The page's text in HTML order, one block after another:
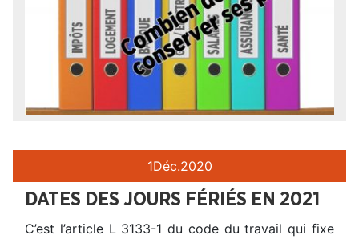
1Déc.2020
DATES DES JOURS FÉRIÉS EN 2021
C’est l’article L 3133-1 du code du travail qui fixe